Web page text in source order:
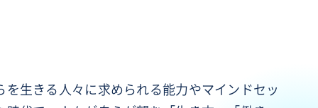
生きる人々に求められる能力やマインドセッ